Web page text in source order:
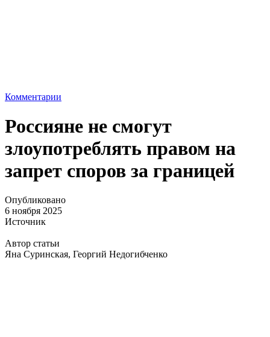
Комментарии
Россияне не смогут
злоупотреблять правом на
запрет споров за границей
Опубликовано
6 ноября 2025
Источник
Автор статьи
Яна Суринская, Георгий Недогибченко